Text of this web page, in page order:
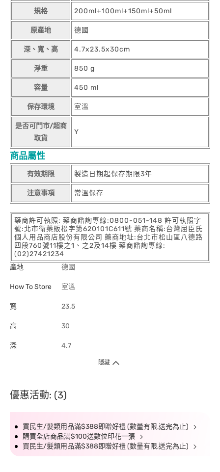
規格 200ml+100ml+150ml+50ml
原產地 德國
深、寬、高 4.7x23.5x30cm
淨重 850 g
容量 450 ml
保存環境 室溫
是否可門市/超商
取貨
Y
商品屬性
有效期限 製造日期起保存期限3年
注意事項 常溫保存
藥商許可執照: 藥商諮詢專線:0800-051-148 許可執照字
號:北市衛藥販松字第620101C611號 藥商名稱:台灣屈臣氏
個人用品商店股份有限公司 藥商地址:台北市松山區八德路
四段760號11樓之1、之2及14樓 藥商諮詢專線:
(02)27421234
產地
德國
How To Store 室溫
寬 23.5
高 30
深 4.7
隱藏
優惠活動: (3)
買民生/髮類用品滿$388即贈好禮 (數量有限,送完為止)
購買全店商品滿$100送數位印花一張
買民生/髮類用品滿$388即贈好禮 (數量有限,送完為止)